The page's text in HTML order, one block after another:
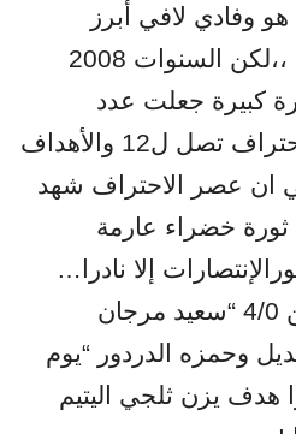
وفادي لافي أبرز
محترف دخل الوحدات ،،لكن السنوات 2008
كبيرة جعلت عدد
الانصارات في عهد الاحتراف تصل ل12 والأهداف
يعني ان عصر الاحتراف شهد
ثورة خضراء عارمة
إلا نادرا…
ولهذا جاء اخر انتصارين 4/0 “سعيد مرجان
وحمزه الدردور “يوم
هدف يزن ثلجي اليتيم